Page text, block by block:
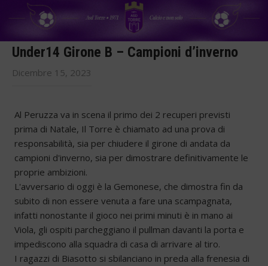
Under14 Girone B – Campioni d’inverno
Dicembre 15, 2023
Al Peruzza va in scena il primo dei 2 recuperi previsti
prima di Natale, Il Torre è chiamato ad una prova di
responsabilità, sia per chiudere il girone di andata da
campioni d'inverno, sia per dimostrare definitivamente le
proprie ambizioni.
L'avversario di oggi è la Gemonese, che dimostra fin da
subito di non essere venuta a fare una scampagnata,
infatti nonostante il gioco nei primi minuti è in mano ai
Viola, gli ospiti parcheggiano il pullman davanti la porta e
impediscono alla squadra di casa di arrivare al tiro.
I ragazzi di Biasotto si sbilanciano in preda alla frenesia di